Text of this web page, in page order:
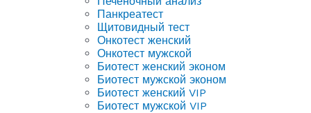
Панкреатест
Щитовидный тест
Онкотест женский
Онкотест мужской
Биотест женский эконом
Биотест мужской эконом
Биотест женский VIP
Биотест мужской VIP